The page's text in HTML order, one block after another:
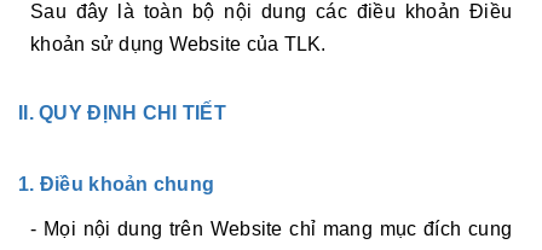
Sau đây là toàn bộ nội dung các điều khoản Điều
khoản sử dụng Website của TLK.
II.QUY ĐỊNH CHI TIẾT
1. Điều khoản chung
- Mọi nội dung trên Website chỉ mang mục đích cung